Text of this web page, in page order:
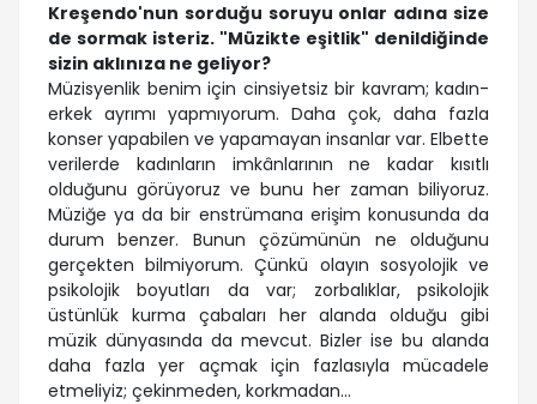
Kreşendo'nun sorduğu soruyu onlar adına size
de sormak isteriz. "Müzikte eşitlik" denildiğinde
sizin aklınıza ne geliyor?
Müzisyenlik benim için cinsiyetsiz bir kavram; kadın-
erkek ayrımı yapmıyorum. Daha çok, daha fazla
konser yapabilen ve yapamayan insanlar var. Elbette
verilerde kadınların imkânlarının ne kadar kısıtlı
olduğunu görüyoruz ve bunu her zaman biliyoruz.
Müziğe ya da bir enstrümana erişim konusunda da
durum benzer. Bunun çözümünün ne olduğunu
gerçekten bilmiyorum. Çünkü olayın sosyolojik ve
psikolojik boyutları da var; zorbalıklar, psikolojik
üstünlük kurma çabaları her alanda olduğu gibi
müzik dünyasında da mevcut. Bizler ise bu alanda
daha fazla yer açmak için fazlasıyla mücadele
etmeliyiz; çekinmeden, korkmadan…